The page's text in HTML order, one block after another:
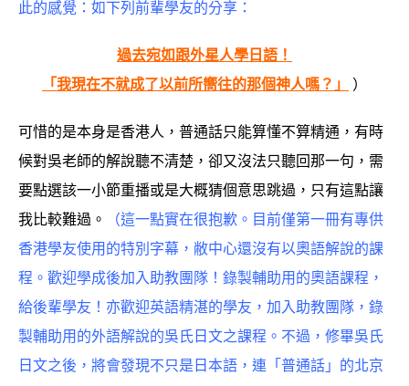
此的感覺：如下列前輩學友的分享：
過去宛如跟外星人學日語！
「我現在不就成了以前所嚮往的那個神人嗎？」
）
可惜的是本身是香港人，普通話只能算懂不算精通，有時
候對吳老師的解說聽不清楚，卻又沒法只聽回那一句，需
要點選該一小節重播或是大概猜個意思跳過，只有這點讓
我比較難過。
（這一點實在很抱歉。目前僅第一冊有專供
香港學友使用的特別字幕，敝中心還沒有以奧語解說的課
程。歡迎學成後加入助教團隊！錄製輔助用的奧語課程，
給後輩學友！亦歡迎英語精湛的學友，加入助教團隊，錄
製輔助用的外語解說的吳氏日文之課程。不過，修畢吳氏
日文之後，將會發現不只是日本語，連 「普通話」的北京